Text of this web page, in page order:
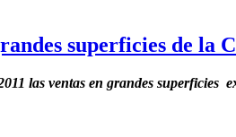
superficies de la
las ventas en grandes superficies